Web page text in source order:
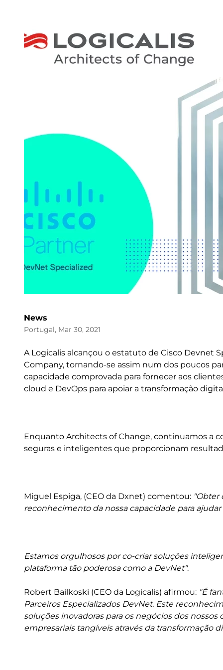
News
Portugal, Mar 30, 2021
A Logicalis alcançou o estatuto de Cisco Devnet
Company, tornando-se assim num dos poucos
capacidade comprovada para fornecer aos
cloud e DevOps para apoiar a transformação
Enquanto Architects of Change, continuamos a
seguras e inteligentes que proporcionam
Miguel Espiga, (CEO da Dxnet) comentou: "Obter
reconhecimento da nossa capacidade para
Estamos orgulhosos por co-criar soluções
plataforma tão poderosa como a DevNet".
Robert Bailkoski (CEO da Logicalis) afirmou: "É
Parceiros Especializados DevNet. Este
soluções inovadoras para os negócios dos
empresariais tangíveis através da transformação